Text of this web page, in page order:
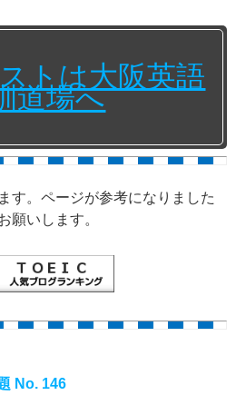
トは大阪英語
道場へ
す。ページが参考になりました
願いします。
No. 146